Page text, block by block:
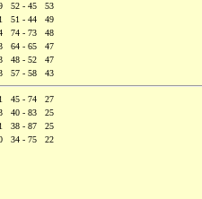
52 - 45 53
51 - 44 49
74 - 73 48
64 - 65 47
48 - 52 47
57 - 58 43
45 - 74 27
40 - 83 25
38 - 87 25
34 - 75 22